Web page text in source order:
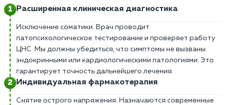
Расширенная клиническая диагностика
Исключение соматики. Врач проводит
патопсихологическое тестирование и проверяет работу
ЦНС. Мы должны убедиться, что симптомы не вызваны
эндокринными или кардиологическими патологиями. Это
гарантирует точность дальнейшего лечения.
Индивидуальная фармакотерапия
Снятие острого напряжения. Назначаются современные